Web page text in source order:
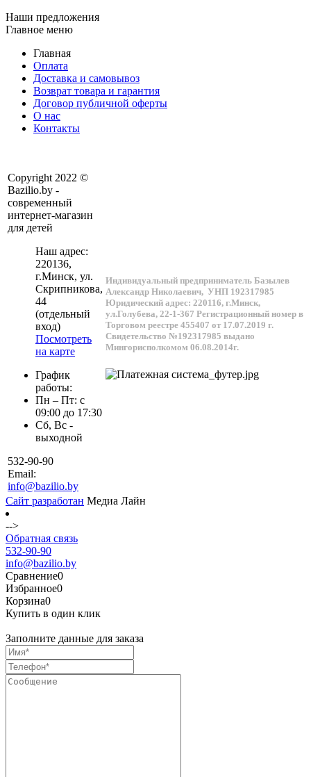
Наши предложения
Главное меню
Главная
Оплата
Доставка и самовывоз
Возврат товара и гарантия
Договор публичной оферты
О нас
Контакты
Copyright 2022 ©
Bazilio.by -
современный
интернет-магазин
для детей
Наш адрес:
220136,
г.Минск, ул.
Скрипникова,
44
(отдельный
вход)
Посмотреть
на карте
График
работы:
Пн – Пт: с
09:00 до 17:30
Сб, Вс -
выходной
532-90-90
Email:
info@bazilio.by
Индивидуальный предприниматель Базылев
Александр Николаевич, УНП 192317985
Юридический адрес: 220116, г.Минск,
ул.Голубева, 22-1-367 Регистрационный номер в
Торговом реестре 455407 от 17.07.2019 г.
Свидетельство №192317985 выдано
Мингорисполкомом 06.08.2014г.
Сайт разработан Медиа Лайн
-->
Обратная связь
532-90-90
info@bazilio.by
Сравнение0
Избранное0
Корзина0
Купить в один клик
Заполните данные для заказа